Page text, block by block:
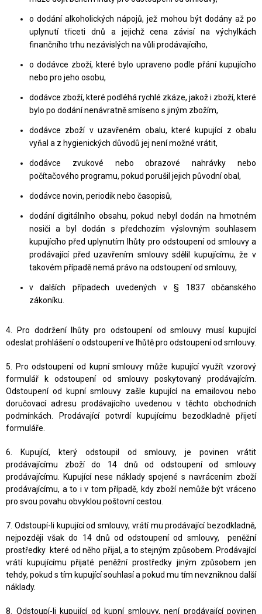
o dodání alkoholických nápojů, jež mohou být dodány až po
uplynutí třiceti dnů a jejichž cena závisí na výchylkách
finančního trhu nezávislých na vůli prodávajícího,
o dodávce zboží, které bylo upraveno podle přání kupujícího
nebo pro jeho osobu,
dodávce zboží, které podléhá rychlé zkáze, jakož i zboží, které
bylo po dodání nenávratně smíseno s jiným zbožím,
dodávce zboží v uzavřeném obalu, které kupující z obalu
vyňal a z hygienických důvodů jej není možné vrátit,
dodávce zvukové nebo obrazové nahrávky nebo
počítačového programu, pokud porušil jejich původní obal,
dodávce novin, periodik nebo časopisů,
dodání digitálního obsahu, pokud nebyl dodán na hmotném
nosiči a byl dodán s předchozím výslovným souhlasem
kupujícího před uplynutím lhůty pro odstoupení od smlouvy a
prodávající před uzavřením smlouvy sdělil kupujícímu, že v
takovém případě nemá právo na odstoupení od smlouvy,
v dalších případech uvedených v § 1837 občanského
zákoníku.
4. Pro dodržení lhůty pro odstoupení od smlouvy musí kupující
odeslat prohlášení o odstoupení ve lhůtě pro odstoupení od smlouvy.
5. Pro odstoupení od kupní smlouvy může kupující využít vzorový
formulář k odstoupení od smlouvy poskytovaný prodávajícím.
Odstoupení od kupní smlouvy zašle kupující na emailovou nebo
doručovací adresu prodávajícího uvedenou v těchto obchodních
podmínkách. Prodávající potvrdí kupujícímu bezodkladně přijetí
formuláře.
6. Kupující, který odstoupil od smlouvy, je povinen vrátit
prodávajícímu zboží do 14 dnů od odstoupení od smlouvy
prodávajícímu. Kupující nese náklady spojené s navrácením zboží
prodávajícímu, a to i v tom případě, kdy zboží nemůže být vráceno
pro svou povahu obvyklou poštovní cestou.
7. Odstoupí-li kupující od smlouvy, vrátí mu prodávající bezodkladně,
nejpozději však do 14 dnů od odstoupení od smlouvy, peněžní
prostředky které od něho přijal, a to stejným způsobem. Prodávající
vrátí kupujícímu přijaté peněžní prostředky jiným způsobem jen
tehdy, pokud s tím kupující souhlasí a pokud mu tím nevzniknou další
náklady.
8. Odstoupí-li kupující od kupní smlouvy, není prodávající povinen